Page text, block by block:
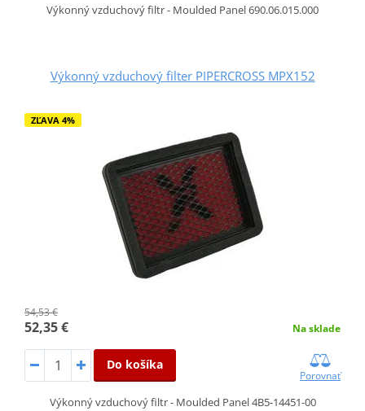
Výkonný vzduchový filtr - Moulded Panel 690.06.015.000
Výkonný vzduchový filter PIPERCROSS MPX152
ZĽAVA 4%
54,53 €
52,35 € Na sklade
Do košíka
Porovnať
Výkonný vzduchový filtr - Moulded Panel 4B5-14451-00